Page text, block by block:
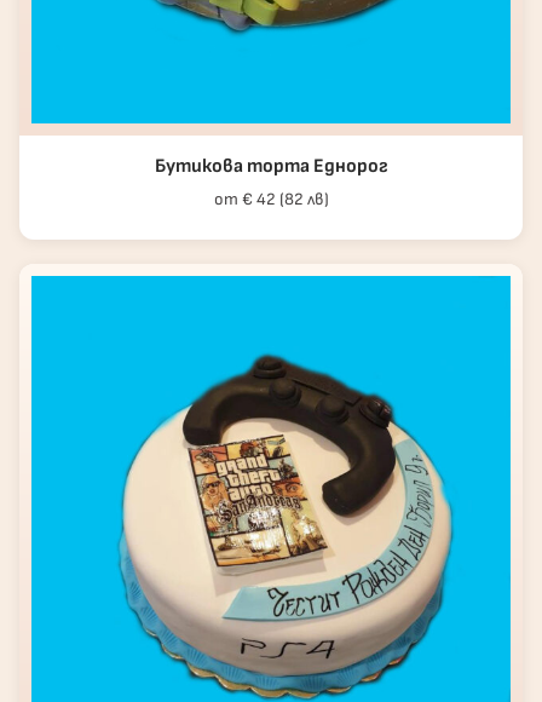
Бутикова торта Еднорог
от € 42 (82 лв)